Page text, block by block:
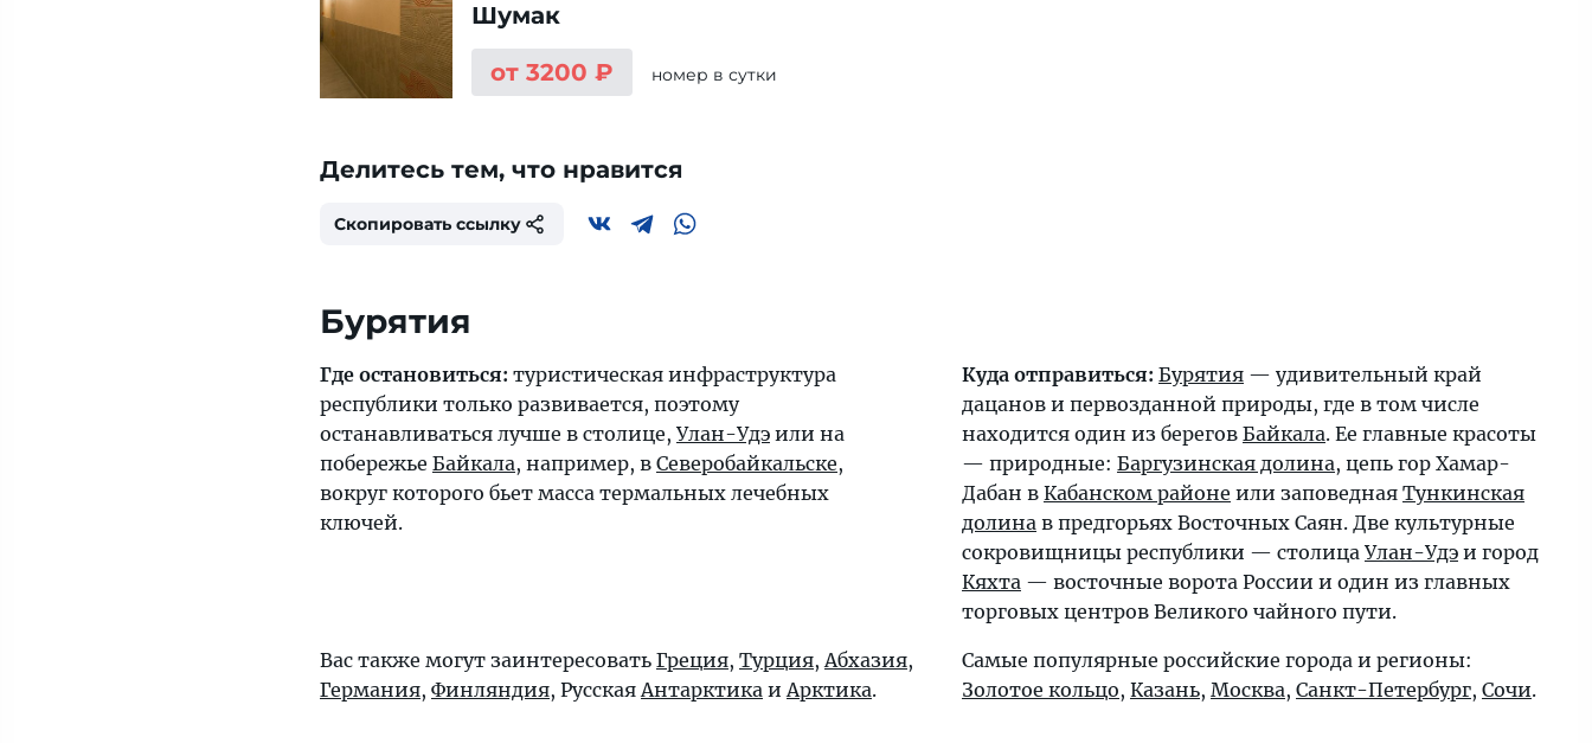
Шумак
от 3200 ₽
номер в сутки
Делитесь тем, что нравится
Скопировать ссылку
Бурятия
Где остановиться: туристическая инфраструктура
республики только развивается, поэтому
останавливаться лучше в столице, Улан-Удэ или на
побережье Байкала, например, в Северобайкальске,
вокруг которого бьет масса термальных лечебных
ключей.
Куда отправиться: Бурятия — удивительный край
дацанов и первозданной природы, где в том числе
находится один из берегов Байкала. Ее главные красоты
— природные: Баргузинская долина, цепь гор Хамар-
Дабан в Кабанском районе или заповедная Тункинская
долина в предгорьях Восточных Саян. Две культурные
сокровищницы республики — столица Улан-Удэ и город
Кяхта — восточные ворота России и один из главных
торговых центров Великого чайного пути.
Вас также могут заинтересовать Греция, Турция,Абхазия,
Германия, Финляндия, РусскаяАнтарктика иАрктика.
Самые популярные российские города и регионы:
Золотое кольцо, Казань, Москва, Санкт-Петербург, Сочи.